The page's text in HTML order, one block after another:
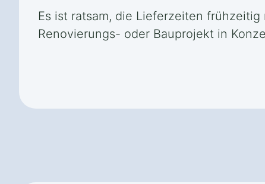
Es ist ratsam, die Lieferzeiten
Renovierungs- oder Bauprojekt in